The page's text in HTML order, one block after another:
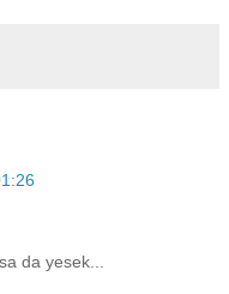
da yesek...